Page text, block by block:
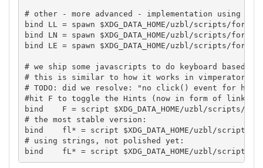
# other - more advanced - implementation using
bind LL = spawn $XDG_DATA_HOME/uzbl/scripts/
bind LN = spawn $XDG_DATA_HOME/uzbl/scripts/
bind LE = spawn $XDG_DATA_HOME/uzbl/scripts/
# we ship some javascripts to do keyboard based
# this is similar to how it works in vimperator
# TODO: did we resolve: "no click() event for
#hit F to toggle the Hints (now in form of link
bind    F = script $XDG_DATA_HOME/uzbl/scripts/
# the most stable version:
bind    fl* = script $XDG_DATA_HOME/uzbl/scripts/
# using strings, not polished yet:
bind    fL* = script $XDG_DATA_HOME/uzbl/scripts/